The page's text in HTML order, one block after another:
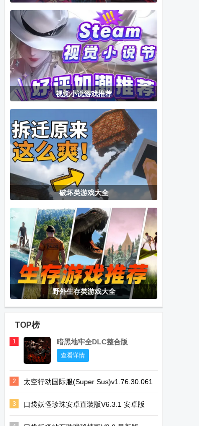
正版 戏最新版
视觉小说游戏推荐
破坏类游戏大全
野外生存类游戏大全
TOP榜
1 暗黑地牢全DLC整合版
查看详情
2
太空行动国际服(Super Sus)v1.76.30.061
安卓最新版
3 口袋妖怪珍珠安卓直装版V6.3.1 安卓版